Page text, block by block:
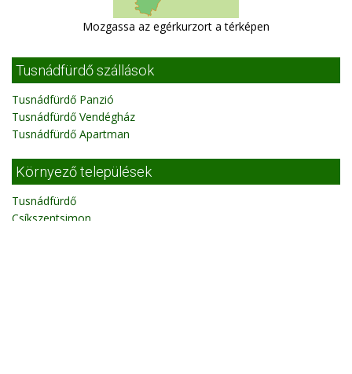
Mozgassa az egérkurzort a térképen
Tusnádfürdő szállások
Tusnádfürdő Panzió
Tusnádfürdő Vendégház
Tusnádfürdő Apartman
Környező települések
Tusnádfürdő
Csíkszentsimon